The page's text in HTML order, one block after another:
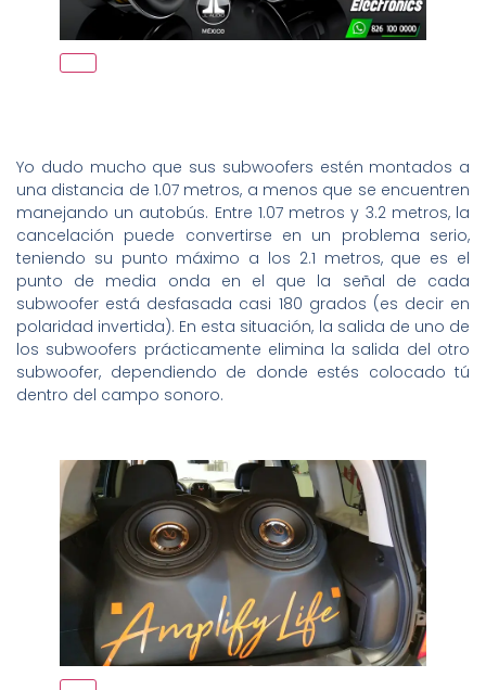
Yo dudo mucho que sus subwoofers estén montados a
una distancia de 1.07 metros, a menos que se encuentren
manejando un autobús. Entre 1.07 metros y 3.2 metros, la
cancelación puede convertirse en un problema serio,
teniendo su punto máximo a los 2.1 metros, que es el
punto de media onda en el que la señal de cada
subwoofer está desfasada casi 180 grados (es decir en
polaridad invertida). En esta situación, la salida de uno de
los subwoofers prácticamente elimina la salida del otro
subwoofer, dependiendo de donde estés colocado tú
dentro del campo sonoro.